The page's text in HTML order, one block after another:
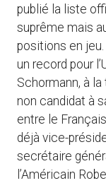
publié la liste
suprême mais
positions en
un record pour
Schormann, à
non candidat à
entre le
déjà vice-
secrétaire
l’Américain